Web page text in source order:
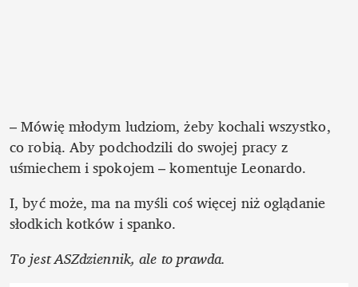
– Mówię młodym ludziom, żeby kochali wszystko,
co robią. Aby podchodzili do swojej pracy z
uśmiechem i spokojem – komentuje Leonardo.
I, być może, ma na myśli coś więcej niż oglądanie
słodkich kotków i spanko.
To jest ASZdziennik, ale to prawda.